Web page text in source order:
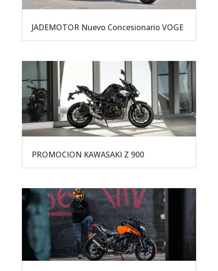
JADEMOTOR Nuevo Concesionario VOGE
PROMOCION KAWASAKI Z 900